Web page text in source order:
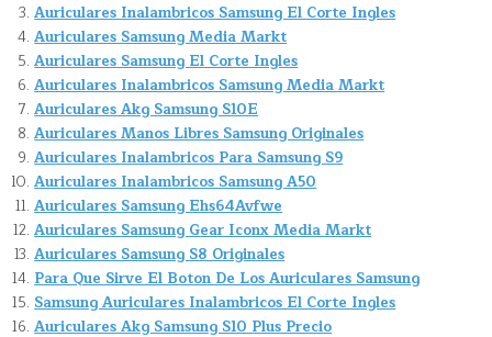
Auriculares Inalambricos Samsung El Corte Ingles
Auriculares Samsung Media Markt
Auriculares Samsung El Corte Ingles
Auriculares Inalambricos Samsung Media Markt
Auriculares Akg Samsung S10E
Auriculares Manos Libres Samsung Originales
Auriculares Inalambricos Para Samsung S9
Auriculares Inalambricos Samsung A50
Auriculares Samsung Ehs64Avfwe
Auriculares Samsung Gear Iconx Media Markt
Auriculares Samsung S8 Originales
Para Que Sirve El Boton De Los Auriculares Samsung
Samsung Auriculares Inalambricos El Corte Ingles
Auriculares Akg Samsung S10 Plus Precio